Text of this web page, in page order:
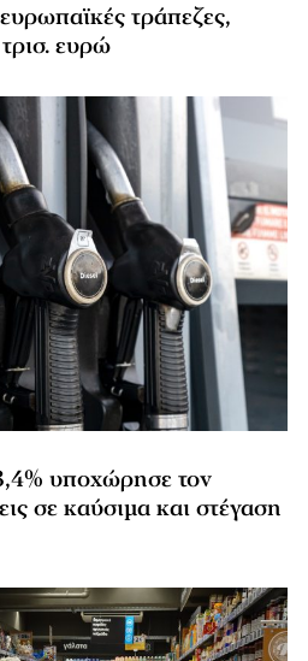
τράπεζες,
ευρώ
υποχώρησε τον
σε καύσιμα και στέγαση